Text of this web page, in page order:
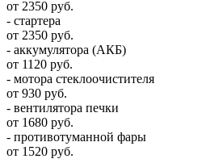
от 2350 руб.
- стартера
от 2350 руб.
- аккумулятора (АКБ)
от 1120 руб.
- мотора стеклоочистителя
от 930 руб.
- вентилятора печки
от 1680 руб.
- противотуманной фары
от 1520 руб.